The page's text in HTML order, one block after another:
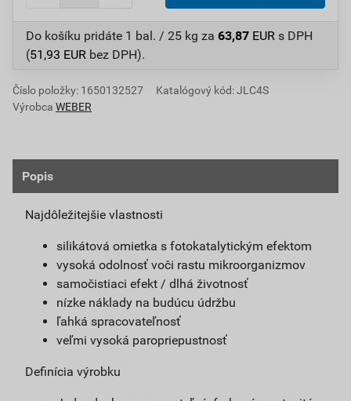
Do košíku pridáte 1 bal. / 25 kg za 63,87 EUR s DPH
(51,93 EUR bez DPH).
Číslo položky: 1650132527
Katalógový kód: JLC4S
Výrobca WEBER
Popis
Najdôležitejšie vlastnosti
silikátová omietka s fotokatalytickým efektom
vysoká odolnosť voči rastu mikroorganizmov
samočistiaci efekt / dlhá životnosť
nízke náklady na budúcu údržbu
ľahká spracovateľnosť
veľmi vysoká paropriepustnosť
Definícia výrobku